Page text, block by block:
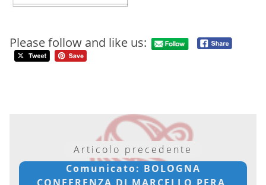
Please follow and like us:
Articolo precedente
Comunicato: BOLOGNA